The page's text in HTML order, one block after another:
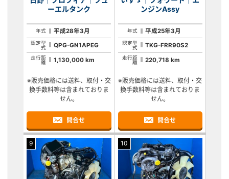
ーエルタンク
年式 平成28年3月
認定型
式
QPG-GN1APEG
走行距
離
1,130,000 km
※販売価格には送料、取付・交
換手数料等は含まれておりま
せん。
問合せ
ンジンAssy
年式 平成25年3月
認定型
式
TKG-FRR90S2
走行距
離
220,718 km
※販売価格には送料、取付・交
換手数料等は含まれておりま
せん。
問合せ
9 10